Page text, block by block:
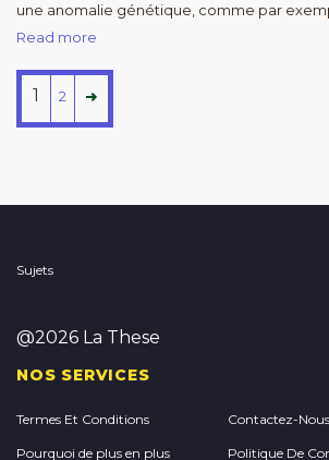
une anomalie génétique, comme par
Read more
1 2
Sujets
@2026 La These
NOS SERVICES
Termes Et Conditions Contactez-Nous
Pourquoi de plus en plus Politique De